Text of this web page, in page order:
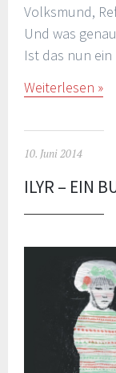
Volksmund,
Und was
Ist das nun
Weiterlesen
10. Juni 2014
ILYR – EIN